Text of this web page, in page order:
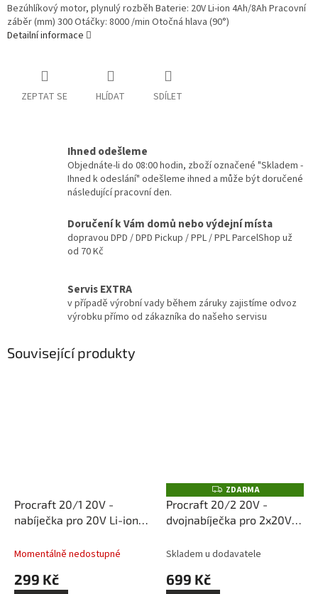
Bezúhlíkový motor, plynulý rozběh Baterie: 20V Li-ion 4Ah/8Ah Pracovní
záběr (mm) 300 Otáčky: 8000 /min Otočná hlava (90°)
Detailní informace
ZEPTAT SE HLÍDAT SDÍLET
Ihned odešleme
Objednáte-li do 08:00 hodin, zboží označené "Skladem -
Ihned k odeslání" odešleme ihned a může být doručené
následující pracovní den.
Doručení k Vám domů nebo výdejní místa
dopravou DPD / DPD Pickup / PPL / PPL ParcelShop už
od 70 Kč
Servis EXTRA
v případě výrobní vady během záruky zajistíme odvoz
výrobku přímo od zákazníka do našeho servisu
Související produkty
Procraft 20/1 20V -
nabíječka pro 20V Li-ion
Momentálně nedostupné
299 Kč
Z
D
A
R
ZDARMA
Procraft 20/2 20V -
dvojnabíječka pro 2x20V
Skladem u dodavatele
699 Kč